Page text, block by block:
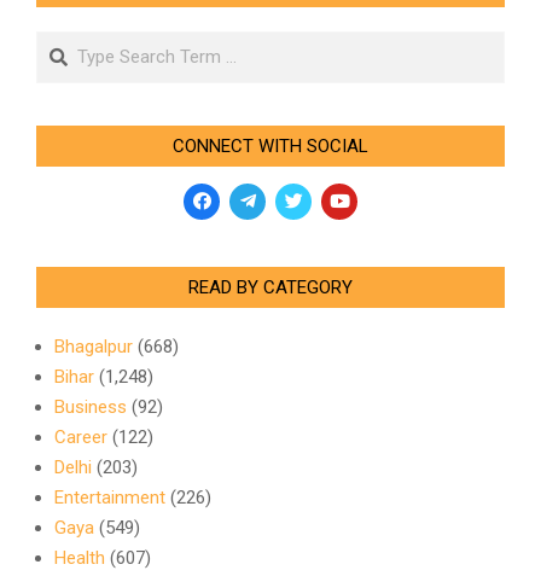
Search
CONNECT WITH SOCIAL
READ BY CATEGORY
Bhagalpur (668)
Bihar (1,248)
Business (92)
Career (122)
Delhi (203)
Entertainment (226)
Gaya (549)
Health (607)